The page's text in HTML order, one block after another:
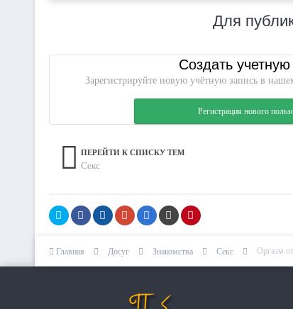
Для
Создать
Зарегистрируйте новую учётную запись в
Регистрация нового
ПЕРЕЙТИ К СПИСКУ ТЕМ
Секс
Главная Досуг Знакомства Секс Оргазм